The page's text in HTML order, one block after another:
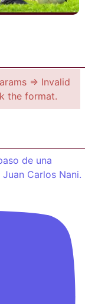
=> Invalid
the format.
de una
Carlos Nani.